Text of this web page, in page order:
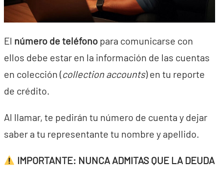
El número de teléfono para comunicarse con
ellos debe estar en la información de las cuentas
en colección (collection accounts) en tu reporte
de crédito.
Al llamar, te pedirán tu número de cuenta y dejar
saber a tu representante tu nombre y apellido.
IMPORTANTE: NUNCA ADMITAS QUE LA DEUDA